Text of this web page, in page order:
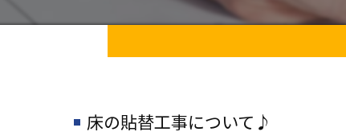
床の貼替工事について♪